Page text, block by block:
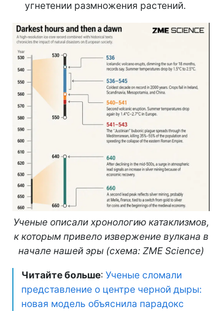
угнетении размножения растений.
Ученые описали хронологию катаклизмов,
к которым привело извержение вулкана в
начале нашей эры (схема: ZME Science)
Читайте больше: Ученые сломали
представление о центре черной дыры:
новая модель объяснила парадокс